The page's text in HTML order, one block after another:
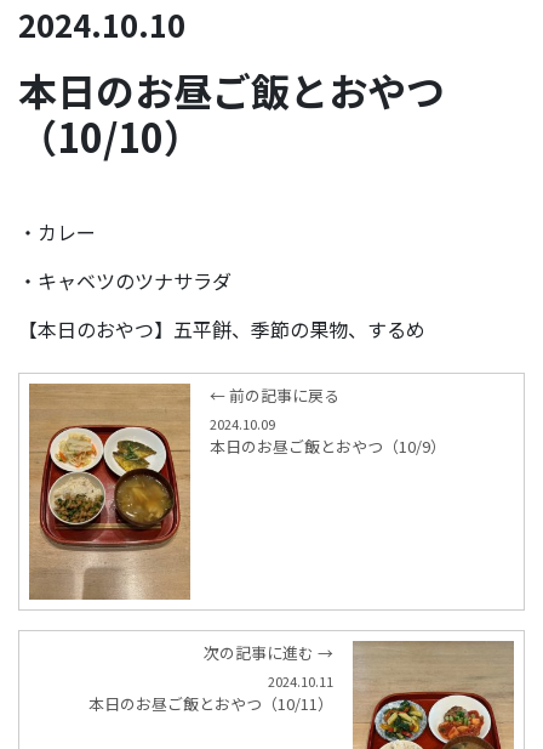
2024.10.10
本日のお昼ご飯とおやつ
（10/10）
・カレー
・キャベツのツナサラダ
【本日のおやつ】五平餅、季節の果物、するめ
← 前の記事に戻る
2024.10.09
本日のお昼ご飯とおやつ（10/9）
次の記事に進む →
2024.10.11
本日のお昼ご飯とおやつ（10/11）